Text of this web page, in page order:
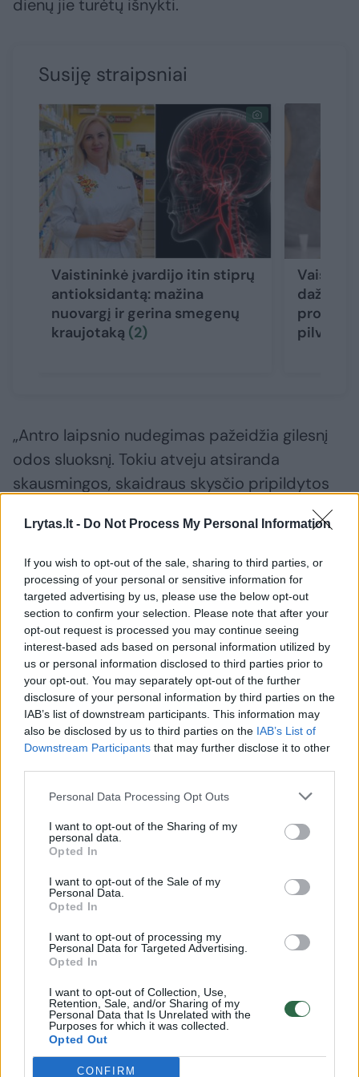
Lrytas.lt - Do Not Process My Personal Information
If you wish to opt-out of the sale, sharing to third parties, or
processing of your personal or sensitive information for
targeted advertising by us, please use the below opt-out
section to confirm your selection. Please note that after your
opt-out request is processed you may continue seeing
interest-based ads based on personal information utilized by
us or personal information disclosed to third parties prior to
your opt-out. You may separately opt-out of the further
disclosure of your personal information by third parties on the
IAB’s list of downstream participants. This information may
also be disclosed by us to third parties on the IAB’s List of
Downstream Participants that may further disclose it to other
Personal Data Processing Opt Outs
I want to opt-out of the Sharing of my
personal data.
Opted In
I want to opt-out of the Sale of my
Personal Data.
Opted In
I want to opt-out of processing my
Personal Data for Targeted Advertising.
Opted In
I want to opt-out of Collection, Use,
Retention, Sale, and/or Sharing of my
Personal Data that Is Unrelated with the
Purposes for which it was collected.
Opted Out
CONFIRM
dienų jie turėtų išnykti.
Susiję straipsniai
Vaistininkė įvardijo itin stiprų
antioksidantą: mažina
nuovargį ir gerina smegenų
kraujotaką (2)
pilvo
„Antro laipsnio nudegimas pažeidžia gilesnį
odos sluoksnį. Tokiu atveju atsiranda
skausmingos, skaidraus skysčio pripildytos
blizganti, jautri prisilietimui.
Jei pažeidimas yra mažesnis nei žmogaus
delno dydis, nepažeisti gilesni audiniai,
nudegimas taip pat gali būti gydomas
namuose, prieš tai pasitarus su gydytoju ar
vaistininku“, – aiškina G. Stankevičienė.
Pirmoji pagalba
nudegimų atveju pirmasis žingsnis yra toks
pat – nudegusią vietą reikia nedelsiant
vėsinti, tačiau ne šaldyti. Geriausia palaikyti
pažeistą odos vietą po vėsiu tekančiu
vandeniu bent 20–30 minučių, kol skausmas
aprimsta.
Pasak jos, žiemą žmonės dažnai griebiasi
sniego, ledo ar net šaldytų daržovių maišelių,
tačiau šios priemonės gali pažeisti odą dar
labiau, nes staigus šalčio šokas gali pakenkti